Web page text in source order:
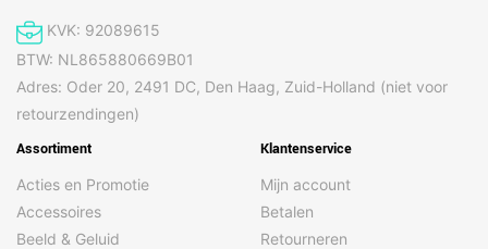
KVK: 92089615
BTW: NL865880669B01
Adres: Oder 20, 2491 DC, Den Haag, Zuid-Holland (niet voor
retourzendingen)
Assortiment
Acties en Promotie
Accessoires
Beeld & Geluid
Klantenservice
Mijn account
Betalen
Retourneren